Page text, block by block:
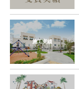
施工実績